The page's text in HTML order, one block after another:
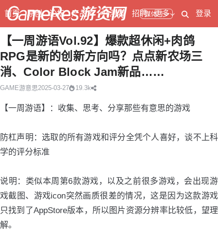
媒体号
首页 原创 论坛 产品库 开测表 招聘 更多 登录
【一周游语Vol.92】爆款超休闲+肉鸽
RPG是新的创新方向吗？点点新农场三
消、Color Block Jam新品……
GAME游意思2025-03-27 19.3k
【一周游语】：收集、思考、分享那些有意思的游戏
防杠声明：选取的所有游戏和评分全凭个人喜好，谈不上科
学的评分标准
说明：类似本周第6款游戏，以及之前很多游戏，会出现游
戏截图、游戏icon突然画质很差的情况，这是因为这款游戏
只找到了AppStore版本，所以图片资源分辨率比较低，望理
解。